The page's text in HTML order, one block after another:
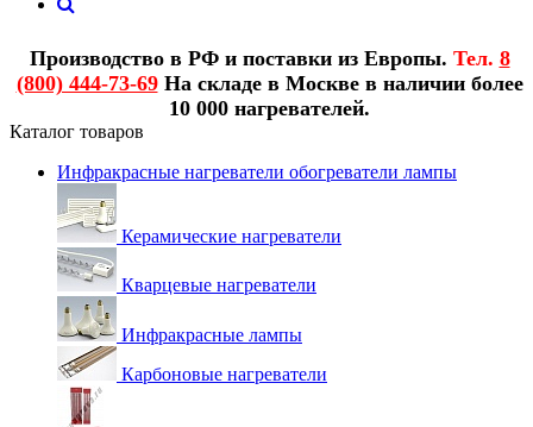
Производство в РФ и поставки из Европы. Тел. 8
(800) 444-73-69На складе в Москве в наличии более
10 000 нагревателей.
Каталог товаров
Инфракрасные нагреватели обогреватели лампы
Керамические нагреватели
Кварцевые нагреватели
Инфракрасные лампы
Карбоновые нагреватели